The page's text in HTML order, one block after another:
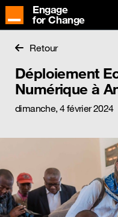
Engage
for Change
Retour
Déploiement
Numérique à
dimanche, 4 février 2024